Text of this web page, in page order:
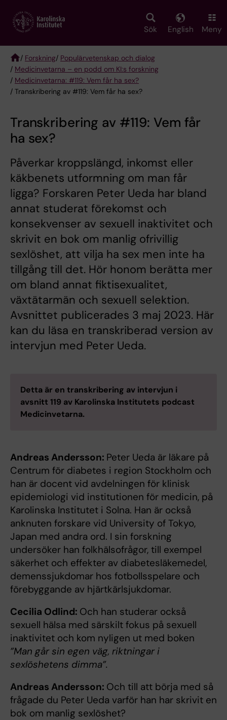
main
Sök English Meny
Breadcrumb
/ Forskning/ Populärvetenskap och dialog
/ Medicinvetarna – en podd om KI:s forskning
/ Medicinvetarna: #119: Vem får ha sex?
/ Transkribering av #119: Vem får ha sex?
Transkribering av #119: Vem får
ha sex?
Påverkar kroppslängd, inkomst eller
käkbenets utformning om man får
ligga? Forskaren Peter Ueda har bland
annat studerat förekomst och
konsekvenser av sexuell inaktivitet och
skrivit en bok om manlig ofrivillig
sexlöshet, att vilja ha sex men inte ha
tillgång till det. Hör honom berätta mer
om bland annat fiktisexualitet,
växtätarmän och sexuell selektion.
Avsnittet publicerades 3 maj 2023. Här
kan du läsa en transkriberad version av
intervjun med Peter Ueda.
Detta är en transkribering av intervjun i
avsnitt 119 av Karolinska Institutets podcast
Medicinvetarna.
Andreas Andersson: Peter Ueda är läkare på
Centrum för diabetes i region Stockholm och
han är docent vid avdelningen för klinisk
epidemiologi vid institutionen för medicin, på
Karolinska Institutet i Solna. Han är också
anknuten forskare vid University of Tokyo,
Japan med andra ord. I sin forskning
undersöker han folkhälsofrågor, till exempel
säkerhet och effekter av diabetesläkemedel,
demenssjukdomar hos fotbollsspelare och
förebyggande av hjärtkärlsjukdomar.
Cecilia Odlind: Och han studerar också
sexuell hälsa med särskilt fokus på sexuell
inaktivitet och kom nyligen ut med boken
”Man går sin egen väg, riktningar i
sexlöshetens dimma”.
Andreas Andersson: Och till att börja med så
frågade du Peter Ueda varför han har skrivit en
bok om manlig sexlöshet?